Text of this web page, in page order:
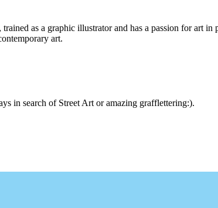
as a graphic illustrator and has a passion for art
art.
in search of Street Art or amazing grafflettering:).